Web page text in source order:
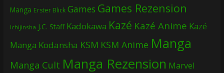
Manga Erster Blick Games Games Rezension
Ichijinsha J.C. Staff Kadokawa Kazé Kazé Anime Kazé
Manga Kodansha KSM KSM Anime Manga
Manga Cult Manga Rezension Marvel